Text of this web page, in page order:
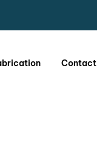
Contact